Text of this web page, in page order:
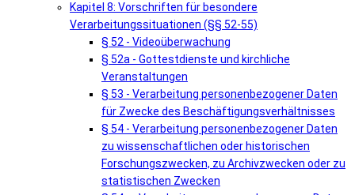
Kapitel 8: Vorschriften für besondere
Verarbeitungssituationen (§§ 52-55)
§ 52 - Videoüberwachung
§ 52a - Gottestdienste und kirchliche
Veranstaltungen
§ 53 - Verarbeitung personenbezogener Daten
für Zwecke des Beschäftigungsverhältnisses
§ 54 - Verarbeitung personenbezogener Daten
zu wissenschaftlichen oder historischen
Forschungszwecken, zu Archivzwecken oder zu
statistischen Zwecken